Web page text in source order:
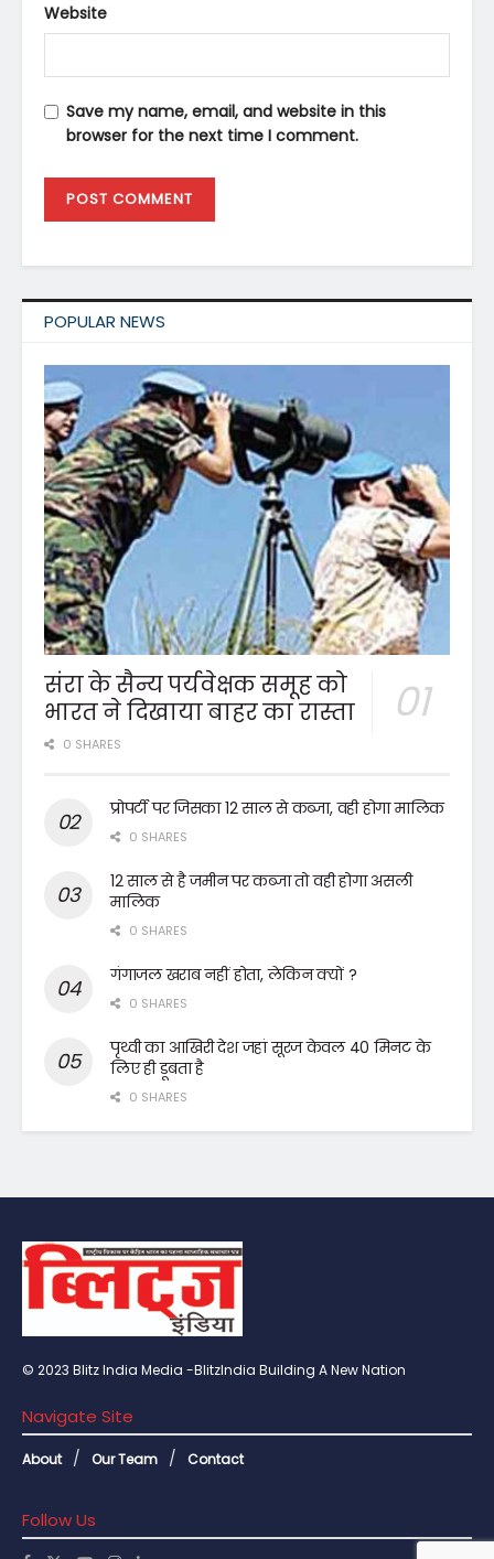
Website
Save my name, email, and website in this
browser for the next time I comment.
POPULAR NEWS
संरा के सैन्य पर्यवेक्षक समूह को
भारत ने दिखाया बाहर का रास्ता
0 SHARES
प्रोपर्टी पर जिसका 12 साल से कब्जा, वही होगा मालिक
0 SHARES
12 साल से है जमीन पर कब्जा तो वही होगा असली
मालिक
0 SHARES
गंगाजल खराब नहीं होता, लेकिन क्यों ?
0 SHARES
पृथ्वी का आखिरी देश जहां सूरज केवल 40 मिनट के
लिए ही डूबता है
0 SHARES
© 2023 Blitz India Media -BlitzIndia Building A New Nation
Navigate Site
About Our Team Contact
Follow Us